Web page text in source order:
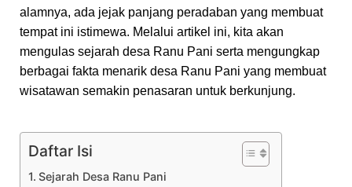
alamnya, ada jejak panjang peradaban yang membuat
tempat ini istimewa. Melalui artikel ini, kita akan
mengulas sejarah desa Ranu Pani serta mengungkap
berbagai fakta menarik desa Ranu Pani yang membuat
wisatawan semakin penasaran untuk berkunjung.
Daftar Isi
Sejarah Desa Ranu Pani